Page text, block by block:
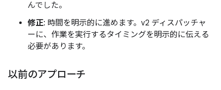
んでした。
修正: 時間を明示的に進めます。v2 ディスパッチャ
ーに、作業を実行するタイミングを明示的に伝える
必要があります。
以前のアプローチ